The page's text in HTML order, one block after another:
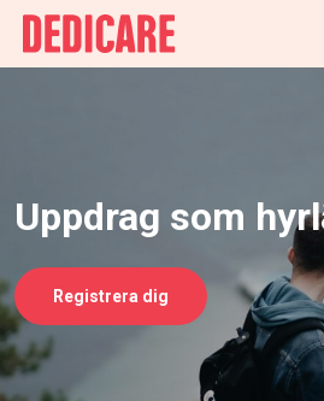
Uppdrag som
Registrera dig